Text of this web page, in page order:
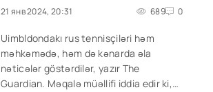
21 янв 2024, 20:31 689 0
Uimbldondakı rus tennisçiləri həm
məhkəmədə, həm də kənarda əla
nəticələr göstərdilər, yazır The
Guardian. Məqalə müəllifi iddia edir ki,